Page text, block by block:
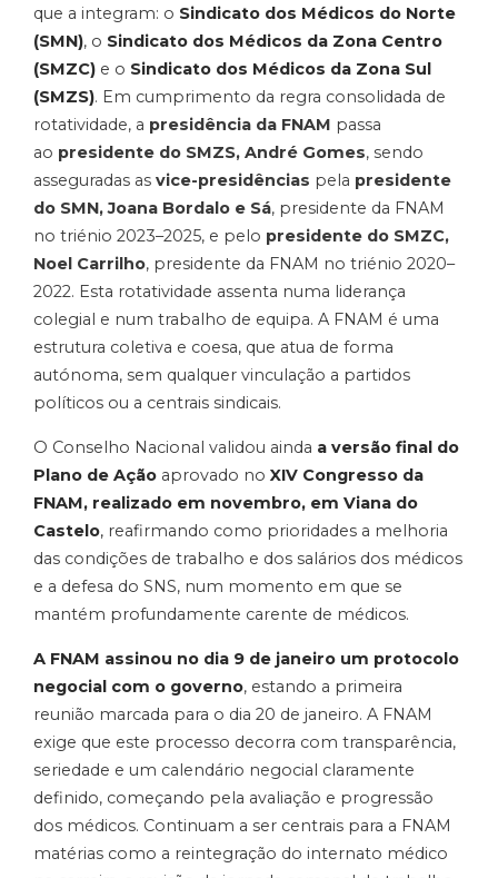
que a integram: o Sindicato dos Médicos do Norte
(SMN), o Sindicato dos Médicos da Zona Centro
(SMZC) e o Sindicato dos Médicos da Zona Sul
(SMZS). Em cumprimento da regra consolidada de
rotatividade, a presidência da FNAM passa
ao presidente do SMZS, André Gomes, sendo
asseguradas as vice-presidências pela presidente
do SMN, Joana Bordalo e Sá, presidente da FNAM
no triénio 2023–2025, e pelo presidente do SMZC,
Noel Carrilho, presidente da FNAM no triénio 2020–
2022. Esta rotatividade assenta numa liderança
colegial e num trabalho de equipa. A FNAM é uma
estrutura coletiva e coesa, que atua de forma
autónoma, sem qualquer vinculação a partidos
políticos ou a centrais sindicais.
O Conselho Nacional validou ainda a versão final do
Plano de Ação aprovado no XIV Congresso da
FNAM, realizado em novembro, em Viana do
Castelo, reafirmando como prioridades a melhoria
das condições de trabalho e dos salários dos médicos
e a defesa do SNS, num momento em que se
mantém profundamente carente de médicos.
A FNAM assinou no dia 9 de janeiro um protocolo
negocial com o governo, estando a primeira
reunião marcada para o dia 20 de janeiro. A FNAM
exige que este processo decorra com transparência,
seriedade e um calendário negocial claramente
definido, começando pela avaliação e progressão
dos médicos. Continuam a ser centrais para a FNAM
matérias como a reintegração do internato médico